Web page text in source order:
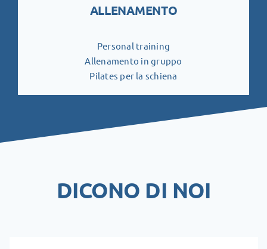
ALLENAMENTO
Personal training
Allenamento in gruppo
Pilates per la schiena
DICONO DI NOI